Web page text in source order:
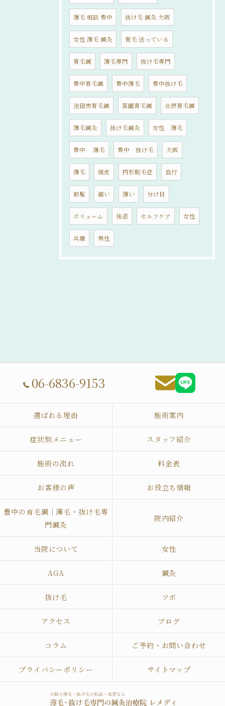
薄毛 相談 豊中 抜け毛 鍼灸 大阪
女性 薄毛 鍼灸 育毛 迷っている
育毛鍼 薄毛専門 抜け毛専門
豊中育毛鍼 豊中薄毛 豊中抜け毛
池田市育毛鍼 箕面育毛鍼 北摂育毛鍼
薄毛鍼灸 抜け毛鍼灸 女性 薄毛
豊中 薄毛 豊中 抜け毛 大阪
薄毛 頭皮 円形脱毛症 血行
前髪 細い 薄い 分け目
ボリューム 後退 セルフケア 女性
兵庫 男性
06-6836-9153
選ばれる理由 施術案内
症状別メニュー スタッフ紹介
施術の流れ 料金表
お客様の声 お役立ち情報
豊中の育毛鍼｜薄毛・抜け毛専
門鍼灸
院内紹介
当院について 女性
AGA 鍼灸
抜け毛 ツボ
アクセス ブログ
コラム ご予約・お問い合わせ
プライバシーポリシー サイトマップ